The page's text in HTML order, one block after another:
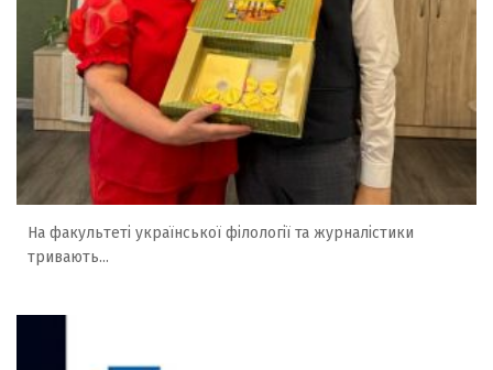
На факультеті української філології та журналістики
тривають...